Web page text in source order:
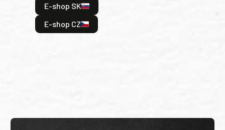
E-shop SK
E-shop CZ